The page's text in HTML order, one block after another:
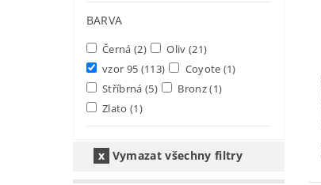
BARVA
Černá(2) Oliv (21)
vzor 95 (113) Coyote (1)
Stříbrná (5) Bronz(1)
Zlato(1)
Vymazat všechny filtry